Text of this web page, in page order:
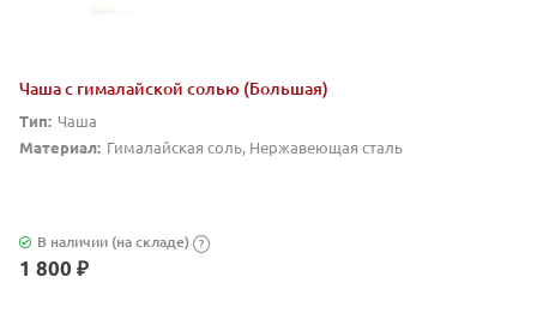
Чаша с гималайской солью (Большая)
Тип: Чаша
Материал: Гималайская соль, Нержавеющая сталь
В наличии (на складе) ?
1 800 ₽